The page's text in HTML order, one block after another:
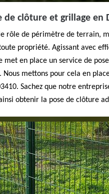
de clôture et grillage en
rôle de périmètre de terrain,
propriété. Agissant avec
met en place un service de
Nous mettons pour cela en
Sachez que notre
obtenir la pose de clôture